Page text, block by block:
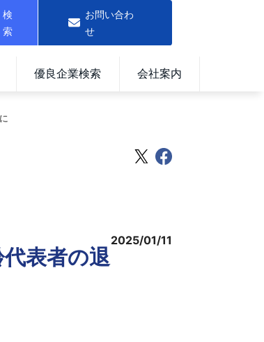
検
索
お問い合わ
せ
優良企業検索 会社案内
表者の退
2025/01/11